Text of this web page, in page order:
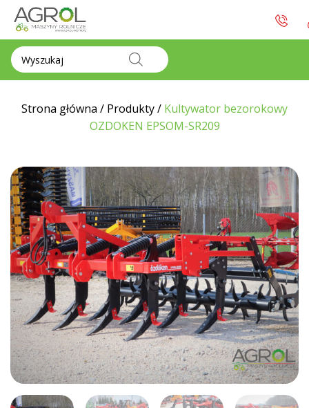
Wyszukiwarka
produktów
Strona główna / Produkty/ Kultywator bezorokowy
OZDOKEN EPSOM-SR209